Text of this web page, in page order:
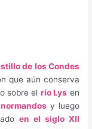
de los Condes
que aún conserva
sobre el río Lys en
normandos y luego
en el siglo XII